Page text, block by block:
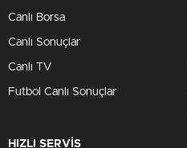
Canlı Borsa
Canlı Sonuçlar
Canlı TV
Futbol Canlı Sonuçlar
HIZLI SERVİS